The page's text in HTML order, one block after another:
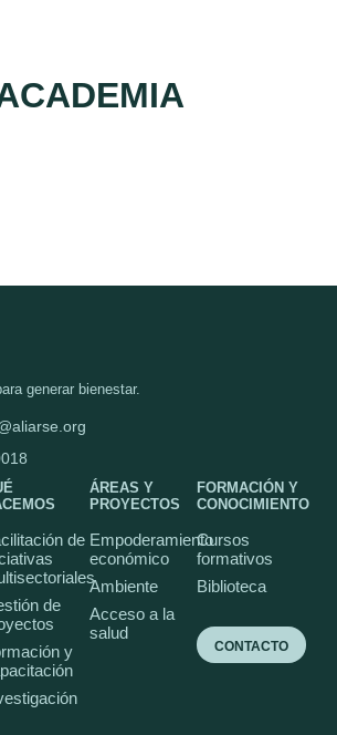
generar bienestar.
de
de
y
ÁREAS Y
PROYECTOS
Empoderamiento
económico
Ambiente
Acceso a la
salud
FORMACIÓN Y
CONOCIMIENTO
Cursos
formativos
Biblioteca
CONTACTO